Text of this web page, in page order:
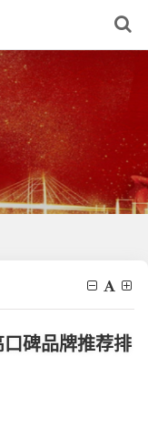
碑品牌推荐排